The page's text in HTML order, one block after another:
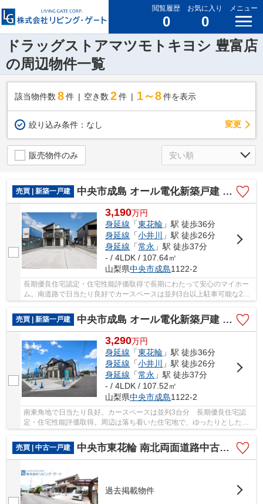
閲覧履歴
0
お気に入り
0
メニュー
ドラッグストアマツモトキヨシ 豊富店
の周辺物件一覧
該当物件数 8件 空き数 2 件 1～8 件を表示
絞り込み条件： なし 変更
販売物件のみ
売買 | 新築一戸建 中央市成島 オール電化新築戸建 全2棟 2号棟 南道路 車3
3,190万円
身延線 「東花輪 」駅 徒歩36分
身延線 「小井川
」駅 徒歩26分
身延線 「常永 」駅 徒歩37分
- / 4LDK / 107.64㎡
山梨県中央市成島1122-2
長期優良住宅認定・住宅性能評価取得で長期にわたって安心のマイホー
ム。南道路で日当たり良好でカースペースは並列3台以上駐車可能な2号
売買 | 新築一戸建
中央市成島 オール電化新築戸建 全2棟 1号棟 南東角地
3,290万円
身延線 「東花輪 」駅 徒歩36分
身延線 「小井川
」駅 徒歩26分
身延線 「常永 」駅 徒歩37分
- / 4LDK / 107.52㎡
山梨県中央市成島1122-2
南東角地で日当たり良好。カースペースは並列3台分 長期優良住宅認
定・住宅性能評価取得。周辺は落ち着いた住宅地で、ゆったりとした住
売買 | 中古一戸建
中央市東花輪 南北両面道路中古戸建 内外装生まれ変わりました
過去掲載物件